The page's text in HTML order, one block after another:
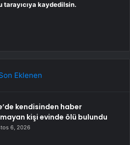
tarayıcıya kaydedilsin.
Eklenen
kendisinden haber
kişi evinde ölü bulundu
6, 2026